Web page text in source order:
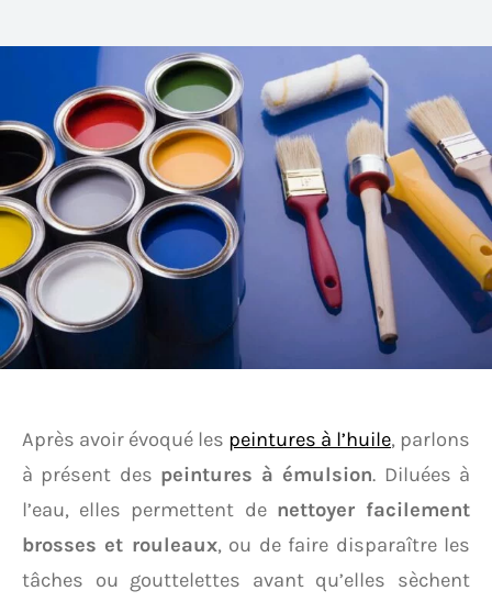
Après avoir évoqué les peintures à l’huile, parlons
à présent des peintures à émulsion. Diluées à
l’eau, elles permettent de nettoyer facilement
brosses et rouleaux, ou de faire disparaître les
tâches ou gouttelettes avant qu’elles sèchent